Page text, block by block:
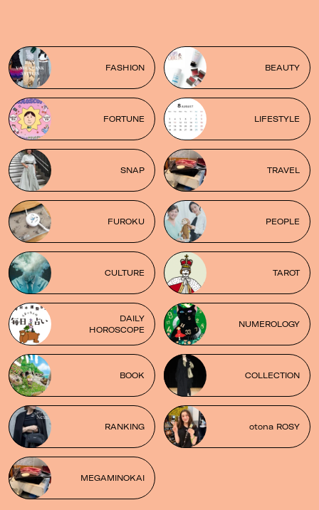
FASHION BEAUTY
FORTUNE LIFESTYLE
SNAP TRAVEL
FUROKU PEOPLE
CULTURE TAROT
DAILY
HOROSCOPE
NUMEROLOGY
BOOK COLLECTION
RANKING otona ROSY
MEGAMINOKAI